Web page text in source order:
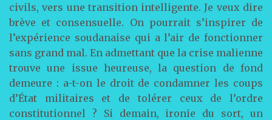
civils, vers une transition intelligente. Je veux dire
brève et consensuelle. On pourrait s’inspirer de
l’expérience soudanaise qui a l’air de fonctionner
sans grand mal. En admettant que la crise malienne
trouve une issue heureuse, la question de fond
demeure : a-t-on le droit de condamner les coups
d’État militaires et de tolérer ceux de l’ordre
constitutionnel ? Si demain, ironie du sort, un